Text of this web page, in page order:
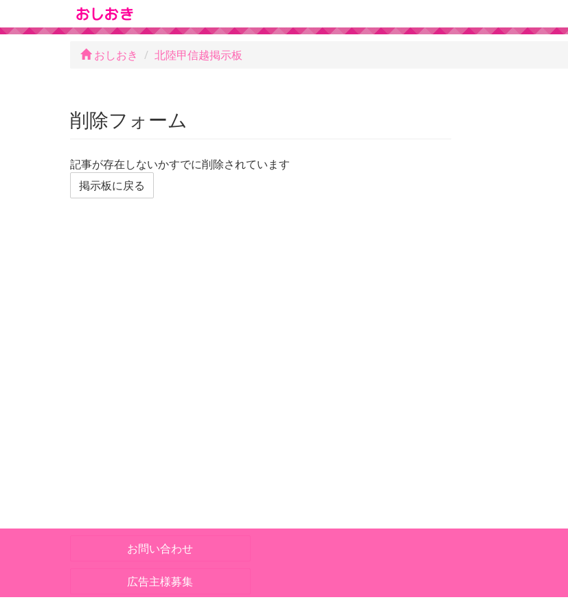
おしおき 北陸甲信越掲示板
削除フォーム
記事が存在しないかすでに削除されています
掲示板に戻る
お問い合わせ
広告主様募集